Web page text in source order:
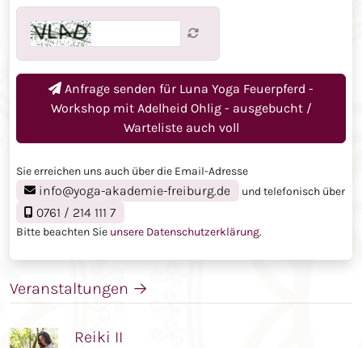
Anfrage senden für Luna Yoga Feuerpferd -
Workshop mit Adelheid Ohlig - ausgebucht /
Warteliste auch voll
Sie erreichen uns auch über die Email-Adresse
info@yoga-akademie-freiburg.de und telefonisch über
0761 / 214 111 7
Bitte beachten Sie unsere Datenschutzerklärung.
Veranstaltungen →
Reiki II